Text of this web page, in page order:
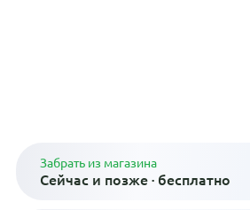
Забрать из магазина
Сейчас и позже · бесплатно